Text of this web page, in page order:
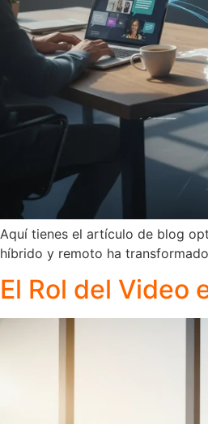
Aquí tienes el artículo de blog
híbrido y remoto ha
El Rol del Video